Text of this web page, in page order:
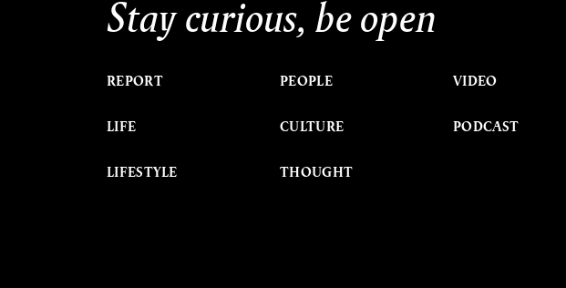
Stay curious, be open
REPORT
LIFE
LIFESTYLE
PEOPLE
CULTURE
THOUGHT
VIDEO
PODCAST